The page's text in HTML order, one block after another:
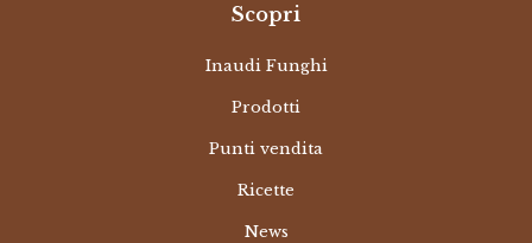
Scopri
Inaudi Funghi
Prodotti
Punti vendita
Ricette
News